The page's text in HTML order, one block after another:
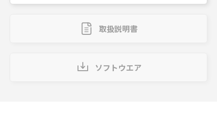
取扱説明書
ソフトウエア